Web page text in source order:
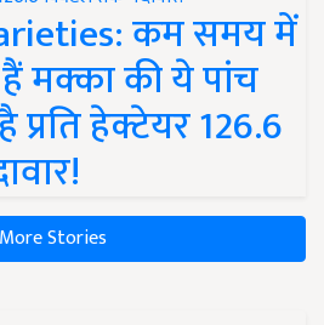
कम समय में
मक्का की ये पांच
प्रति हेक्टेयर 126.6
More Stories